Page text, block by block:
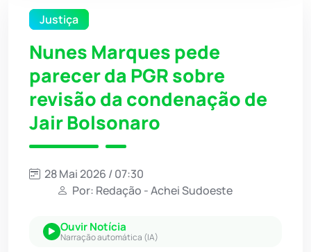
Justiça
Nunes Marques pede
parecer da PGR sobre
revisão da condenação de
Jair Bolsonaro
28 Mai 2026 / 07:30
Por: Redação - Achei Sudoeste
Ouvir Notícia
Narração automática (IA)